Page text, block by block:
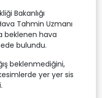
Bakanlığı
Tahmin Uzmanı
beklenen hava
bulundu.
beklenmediğini,
yer yer sis